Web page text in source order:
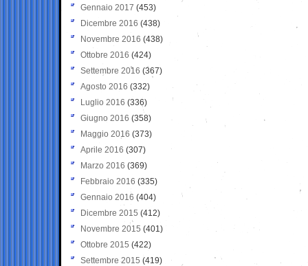
Gennaio 2017 (453)
Dicembre 2016 (438)
Novembre 2016 (438)
Ottobre 2016 (424)
Settembre 2016 (367)
Agosto 2016 (332)
Luglio 2016 (336)
Giugno 2016 (358)
Maggio 2016 (373)
Aprile 2016 (307)
Marzo 2016 (369)
Febbraio 2016 (335)
Gennaio 2016 (404)
Dicembre 2015 (412)
Novembre 2015 (401)
Ottobre 2015 (422)
Settembre 2015 (419)